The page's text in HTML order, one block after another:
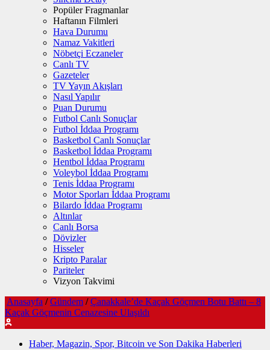
Popüler Fragmanlar
Haftanın Filmleri
Hava Durumu
Namaz Vakitleri
Nöbetçi Eczaneler
Canlı TV
Gazeteler
TV Yayın Akışları
Nasıl Yapılır
Puan Durumu
Futbol Canlı Sonuçlar
Futbol İddaa Programı
Basketbol Canlı Sonuçlar
Basketbol İddaa Programı
Hentbol İddaa Programı
Voleybol İddaa Programı
Tenis İddaa Programı
Motor Sporları İddaa Programı
Bilardo İddaa Programı
Altınlar
Canlı Borsa
Dövizler
Hisseler
Kripto Paralar
Pariteler
Vizyon Takvimi
Anasayfa / Gündem / Çanakkale’de Kaçak Göçmen Botu Battı – 8
Kaçak Göçmenin Cenazesine Ulaşıldı
Haber, Magazin, Spor, Bitcoin ve Son Dakika Haberleri